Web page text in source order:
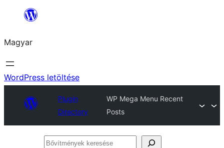
Ugrás
tartalomhoz
Magyar
WordPress letöltése
Plugin
Directory
WP Mega Menu Recent
Posts
Bővítmények